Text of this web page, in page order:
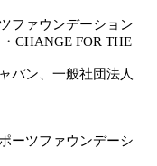
ファウンデーション
CHANGE FOR THE
パン、一般社団法人
ーツファウンデーシ